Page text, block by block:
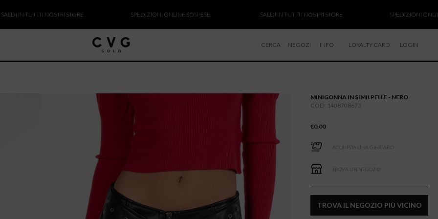
TUTTI I NOSTRI STORE SPEDIZIONI ONLINE SOSPESE SALDI IN TUTTI I NOSTRI STORE SPEDIZIONI ONLINE
CERCA NEGOZI INFO
RESI E RIMBORSI
LOYALTY CARD LOGIN
MINIGONNA IN SIMILPELLE - NERO
COD: 1408708673
€0,00
ACQUISTA UNA GIFTCARD
TROVA UN NEGOZIO
TROVA IL NEGOZIO PIÙ VICINO